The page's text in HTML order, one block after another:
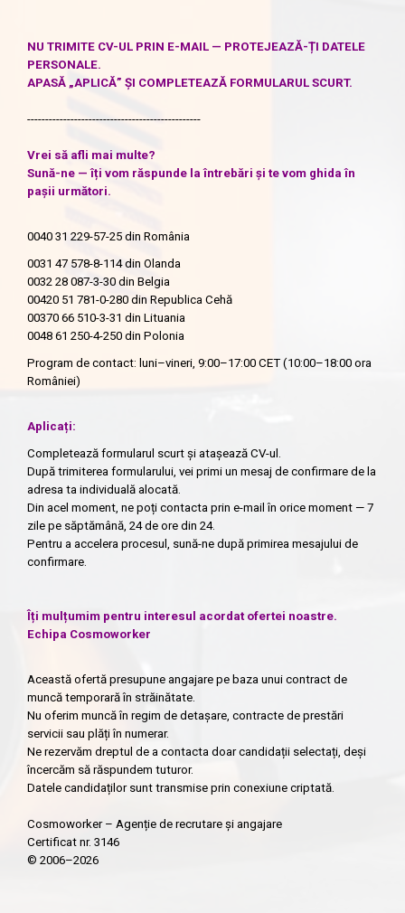
NU TRIMITE CV-UL PRIN E-MAIL — PROTEJEAZĂ-ȚI DATELE
PERSONALE.
APASĂ „APLICĂ” ȘI COMPLETEAZĂ FORMULARUL SCURT.
------------------------------------------------
Vrei să afli mai multe?
Sună-ne — îți vom răspunde la întrebări și te vom ghida în
pașii următori.
0040 31 229-57-25 din România
0031 47 578-8-114din Olanda
0032 28 087-3-30 din Belgia
00420 51 781-0-280 din Republica Cehă
00370 66 510-3-31 din Lituania
0048 61 250-4-250 din Polonia
Program de contact: luni–vineri, 9:00–17:00 CET (10:00–18:00 ora
României)
Aplicați:
Completează formularul scurt și atașează CV-ul.
După trimiterea formularului, vei primi un mesaj de confirmare de la
adresa ta individuală alocată.
Din acel moment, ne poți contacta prin e-mail în orice moment — 7
zile pe săptămână, 24 de ore din 24.
Pentru a accelera procesul, sună-ne după primirea mesajului de
confirmare.
Îți mulțumim pentru interesul acordat ofertei noastre.
Echipa Cosmoworker
Această ofertă presupune angajare pe baza unui contract de
muncă temporară în străinătate.
Nu oferim muncă în regim de detașare, contracte de prestări
servicii sau plăți în numerar.
Ne rezervăm dreptul de a contacta doar candidații selectați, deși
încercăm să răspundem tuturor.
Datele candidaților sunt transmise prin conexiune criptată.
Cosmoworker – Agenție de recrutare și angajare
Certificat nr. 3146
© 2006–2026